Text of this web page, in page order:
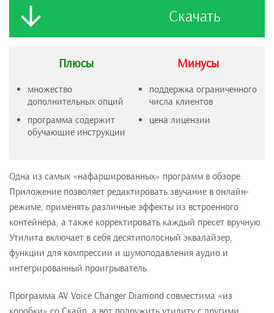
Скачать
Плюсы
множество
дополнительных опций
программа содержит
обучающие инструкции
Минусы
поддержка ограниченного
числа клиентов
цена лицензии
Одна из самых «нафаршированных» программ в обзоре.
Приложение позволяет редактировать звучание в онлайн-
режиме, применять различные эффекты из встроенного
контейнера, а также корректировать каждый пресет вручную.
Утилита включает в себя десятиполосный эквалайзер,
функции для компрессии и шумоподавления аудио и
интегрированный проигрыватель.
Программа AV Voice Changer Diamond совместима «из